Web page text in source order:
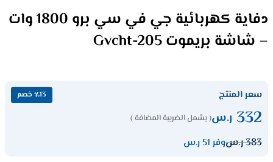
دفاية كهربائية جي في سي برو 1800 وات
– شاشة بريموت Gvcht-205
سعر المنتج ٪13 خصم
332 ر.س( يشمل الضريبة المضافة )
383ر.سوفر 51 ر.س